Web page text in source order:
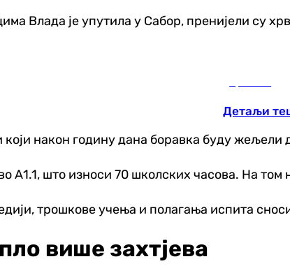
Влада је упутила у Сабор, пренијели су
Детаљи
који након годину дана боравка буду
А1.1, што износи 70 школских часова. На том
трошкове учења и полагања испита
више захтјева